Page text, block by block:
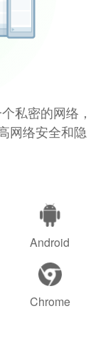
私密的网络，
网络安全和隐
Android
Chrome